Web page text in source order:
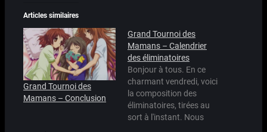
Articles similaires
Grand Tournoi des
Mamans – Conclusion
Grand Tournoi des
Mamans – Calendrier
des éliminatoires
Bonjour à tous. En ce
charmant vendredi, voici
la composition des
éliminatoires, tirées au
sort à l'instant. Nous